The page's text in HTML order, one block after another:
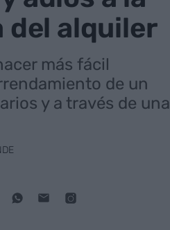
del alquiler
más fácil
de un
y a través de una